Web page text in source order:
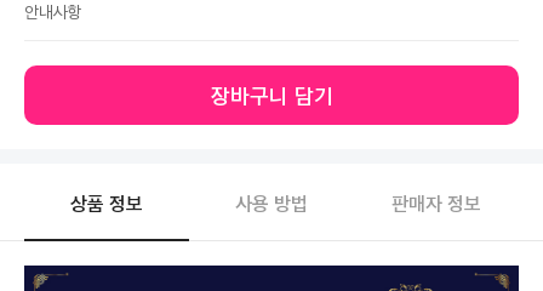
안내사항
장바구니 담기
상품 정보 사용 방법 판매자 정보